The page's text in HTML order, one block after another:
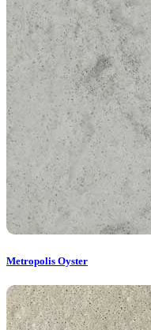
Metropolis Oyster